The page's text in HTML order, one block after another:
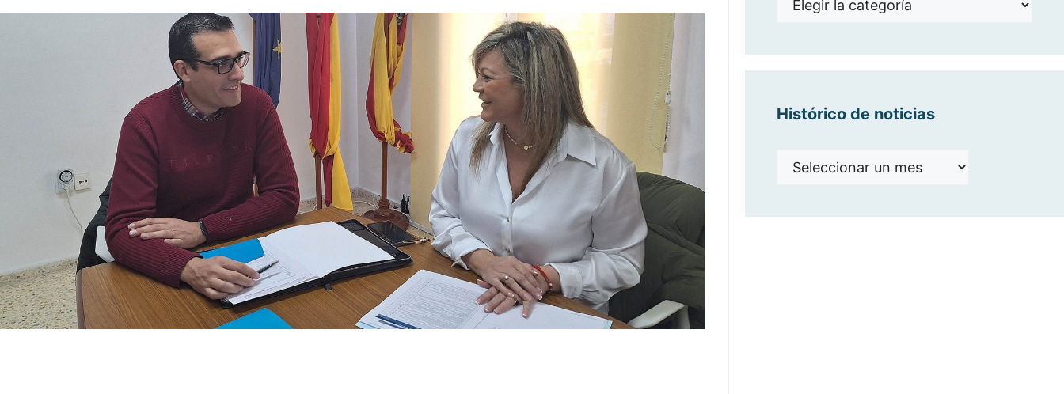
Histórico de noticias
Histórico